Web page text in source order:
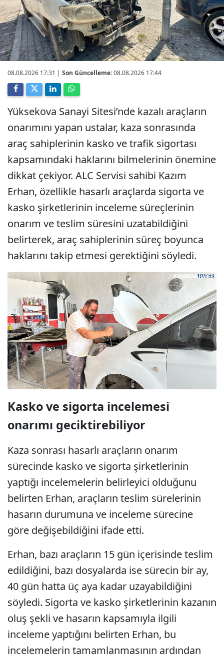
08.08.2026 17:31 | Son Güncelleme:08.08.2026 17:44
Yüksekova Sanayi Sitesi’nde kazalı araçların
onarımını yapan ustalar, kaza sonrasında
araç sahiplerinin kasko ve trafik sigortası
kapsamındaki haklarını bilmelerinin önemine
dikkat çekiyor. ALC Servisi sahibi Kazım
Erhan, özellikle hasarlı araçlarda sigorta ve
kasko şirketlerinin inceleme süreçlerinin
onarım ve teslim süresini uzatabildiğini
belirterek, araç sahiplerinin süreç boyunca
haklarını takip etmesi gerektiğini söyledi.
Kasko ve sigorta incelemesi
onarımı geciktirebiliyor
Kaza sonrası hasarlı araçların onarım
sürecinde kasko ve sigorta şirketlerinin
yaptığı incelemelerin belirleyici olduğunu
belirten Erhan, araçların teslim sürelerinin
hasarın durumuna ve inceleme sürecine
göre değişebildiğini ifade etti.
Erhan, bazı araçların 15 gün içerisinde teslim
edildiğini, bazı dosyalarda ise sürecin bir ay,
40 gün hatta üç aya kadar uzayabildiğini
söyledi. Sigorta ve kasko şirketlerinin kazanın
oluş şekli ve hasarın kapsamıyla ilgili
inceleme yaptığını belirten Erhan, bu
incelemelerin tamamlanmasının ardından